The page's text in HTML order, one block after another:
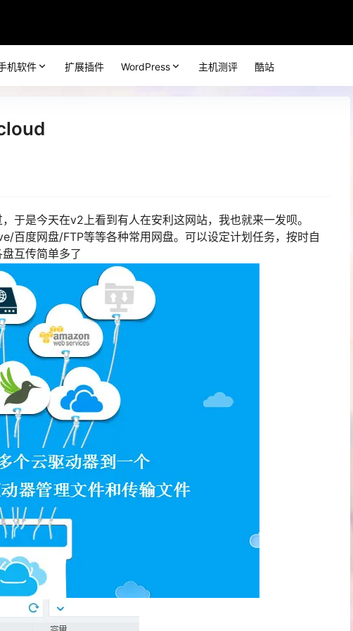
机软件 扩展插件 WordPress 主机测评 酷站
于是今天在v2上看到有人在安利这网站，我也就来一发呗。
度网盘/FTP等等各种常用网盘。可以设定计划任务，按时自
互传简单多了